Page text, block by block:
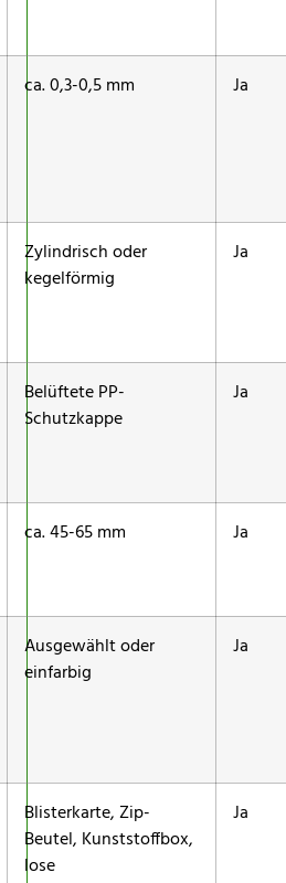
ca. 0,3-0,5 mm Ja
Zylindrisch oder
kegelförmig
Ja
Belüftete PP-
Schutzkappe
Ja
ca. 45-65 mm Ja
Ausgewählt oder
einfarbig
Ja
Blisterkarte, Zip-
Beutel, Kunststoffbox,
lose
Ja